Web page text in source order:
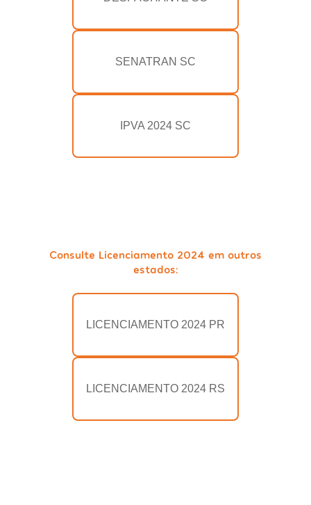
SENATRAN SC
IPVA 2024 SC
Consulte Licenciamento 2024 em outros
estados:
LICENCIAMENTO 2024 PR
LICENCIAMENTO 2024 RS